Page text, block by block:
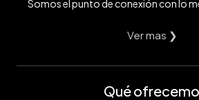
Somos el punto de conexión con lo
Ver mas ❯
Qué